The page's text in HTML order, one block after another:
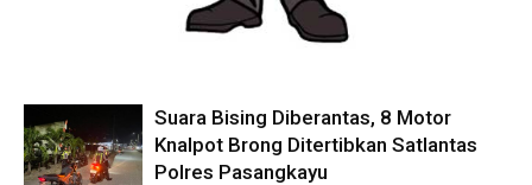
Suara Bising Diberantas, 8 Motor
Knalpot Brong Ditertibkan Satlantas
Polres Pasangkayu